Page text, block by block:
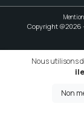
Copyright @2026
Nous utilisons
Non